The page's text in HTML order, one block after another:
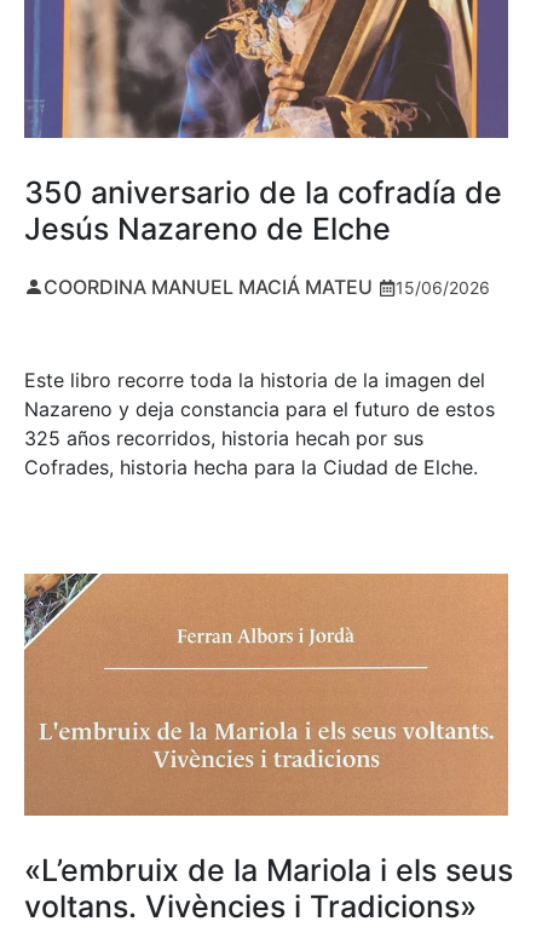
350 aniversario de la cofradía de
Jesús Nazareno de Elche
COORDINA MANUEL MACIÁ MATEU 15/06/2026
Este libro recorre toda la historia de la imagen del
Nazareno y deja constancia para el futuro de estos
325 años recorridos, historia hecah por sus
Cofrades, historia hecha para la Ciudad de Elche.
«L’embruix de la Mariola i els seus
voltans. Vivències i Tradicions»